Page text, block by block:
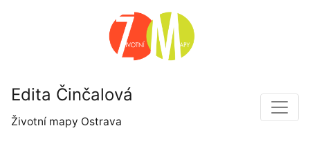
Edita Činčalová
Životní mapy Ostrava